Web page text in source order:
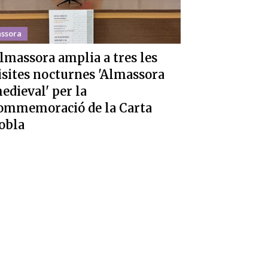
amplia a tres les
nocturnes 'Almassora
per la
de la Carta